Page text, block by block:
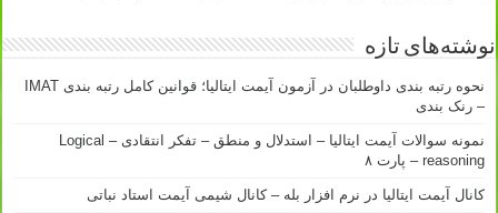
نوشته‌های تازه
نحوه رتبه بندی داوطلبان در آزمون آیمت ایتالیا؛ قوانین کامل رتبه بندی IMAT
– رنک بندی
نمونه سوالات آیمت ایتالیا – استدلال و منطق – تفکر انتقادی – Logical
reasoning – پارت ۸
کانال آیمت ایتالیا در نرم افزار بله – کانال شیمی آیمت استاد نباتی